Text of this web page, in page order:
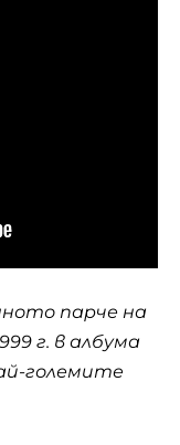
парче на
г. в албума
големите